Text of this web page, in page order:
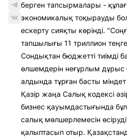
берген тапсырмалары -
экономикалық тоқырауды
ескерту сияқты көрінді.
тапшылығы 11 триллион
Сондықтан бюджетті тиімді
өлшемдерін неғұрлым дұрыс
алдында тұрған басты
Қазір жаңа Салық кодексі
бизнес қауымдастығында
салық мөлшерлемесін өсіруді
қалыптасып отыр.